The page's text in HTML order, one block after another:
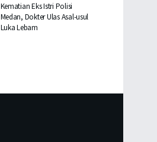
Kematian Eks Istri Polisi
Medan, Dokter Ulas Asal-usul
Luka Lebam